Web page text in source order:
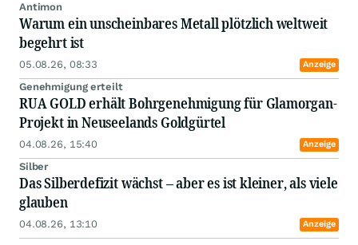
Antimon
Warum ein unscheinbares Metall plötzlich weltweit
begehrt ist
05.08.26, 08:33 Anzeige
Genehmigung erteilt
RUA GOLD erhält Bohrgenehmigung für Glamorgan-
Projekt in Neuseelands Goldgürtel
04.08.26, 15:40 Anzeige
Silber
Das Silberdefizit wächst – aber es ist kleiner, als viele
glauben
04.08.26, 13:10 Anzeige